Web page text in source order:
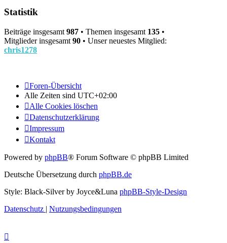
Statistik
Beiträge insgesamt 987 • Themen insgesamt 135 •
Mitglieder insgesamt 90 • Unser neuestes Mitglied:
chris1278
Foren-Übersicht
Alle Zeiten sind UTC+02:00
Alle Cookies löschen
Datenschutzerklärung
Impressum
Kontakt
Powered by phpBB® Forum Software © phpBB Limited
Deutsche Übersetzung durch phpBB.de
Style: Black-Silver by Joyce&Luna phpBB-Style-Design
Datenschutz | Nutzungsbedingungen